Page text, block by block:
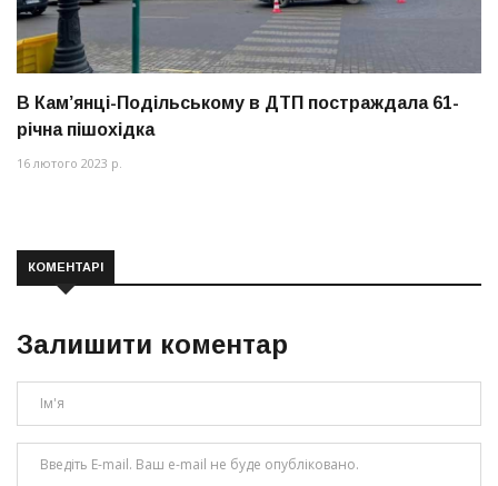
В Кам’янці-Подільському в ДТП постраждала 61-
річна пішохідка
16 лютого 2023 р.
КОМЕНТАРІ
Залишити коментар